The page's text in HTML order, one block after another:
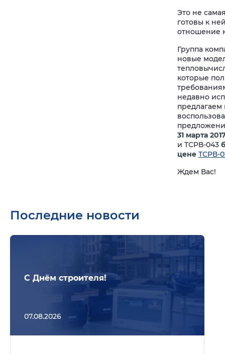
Это не
готовы к
отношение
Группа
новые
которые
недавно
31 марта
и ТСРВ-043
цене ТСРВ-
Ждем Вас!
Последние новости
С Днём строителя!
07.08.2026